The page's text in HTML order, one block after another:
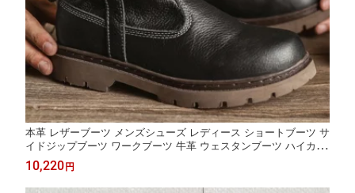
本革 レザーブーツ メンズシューズ レディース ショートブーツ サ
イドジップブーツ ワークブーツ 牛革 ウェスタンブーツ ハイカッ
ト ラウンドトゥ ライダーブーツ 男女兼用 カッコいい カジュアル
コンフォートシューズ 春靴 秋靴 冬 皮靴 短靴
10,220 円